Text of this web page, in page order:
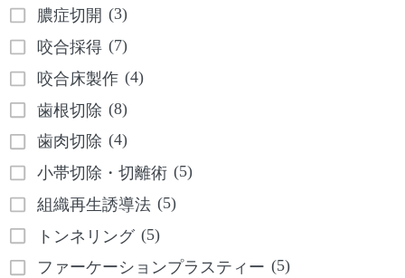
膿症切開 (3)
咬合採得 (7)
咬合床製作 (4)
歯根切除 (8)
歯肉切除 (4)
小帯切除・切離術 (5)
組織再生誘導法 (5)
トンネリング (5)
ファーケーションプラスティー (5)